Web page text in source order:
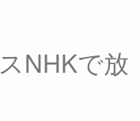
NHKで放